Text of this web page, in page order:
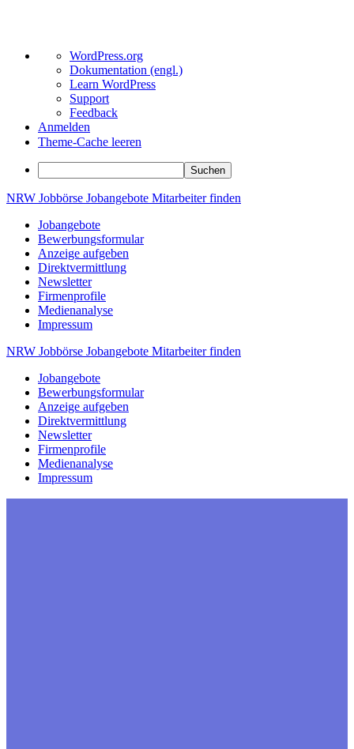
Über
WordPress
WordPress.org
Dokumentation (engl.)
Learn WordPress
Support
Feedback
Anmelden
Theme-Cache leeren
Suchen
Zum
springen
NRW Jobbörse Jobangebote Mitarbeiterfinden
Jobangebote
Bewerbungsformular
Anzeige aufgeben
Direktvermittlung
Newsletter
Firmenprofile
Medienanalyse
Impressum
NRW Jobbörse Jobangebote Mitarbeiterfinden
Jobangebote
Bewerbungsformular
Anzeige aufgeben
Direktvermittlung
Newsletter
Firmenprofile
Medienanalyse
Impressum